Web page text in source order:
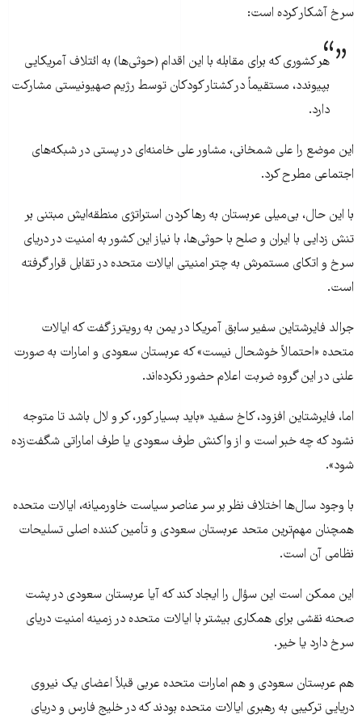
سرخ آشکار کرده است:
هر کشوری که برای مقابله با این اقدام (حوثی‌ها) به ائتلاف آمریکایی
بپیوندد، مستقیماً در کشتار کودکان توسط رژیم صهیونیستی مشارکت
دارد.
این موضع را علی شمخانی، مشاور علی خامنه‌ای در پستی در شبکه‌های
اجتماعی مطرح کرد.
با این حال، بی‌میلی عربستان به رها کردن استراتژی منطقه‌ایش مبتنی بر
تنش زدایی با ایران و صلح با حوثی‌ها، با نیاز این کشور به امنیت در دریای
سرخ و اتکای مستمرش به چتر امنیتی ایالات متحده در تقابل قرار گرفته
است.
جرالد فایرشتاین سفیر سابق آمریکا در یمن به رویترز گفت که ایالات
متحده «احتمالاً خوشحال نیست» که عربستان سعودی و امارات به صورت
علنی در این گروه ضربت اعلام حضور نکرده‌اند.
اما، فایرشتاین افزود، کاخ سفید «باید بسیار کور، کر و لال باشد تا متوجه
نشود که چه خبر است و از واکنش طرف سعودی یا طرف اماراتی شگفت‌زده
شود».
با وجود سال‌ها اختلاف نظر بر سر عناصر سیاست خاورمیانه، ایالات متحده
همچنان مهم‌ترین متحد عربستان سعودی و تأمین کننده اصلی تسلیحات
نظامی آن است.
این ممکن است این سؤال را ایجاد کند که آیا عربستان سعودی در پشت
صحنه نقشی برای همکاری بیشتر با ایالات متحده در زمینه امنیت دریای
سرخ دارد یا خیر.
هم عربستان سعودی و هم امارات متحده عربی قبلاً اعضای یک نیروی
دریایی ترکیبی به رهبری ایالات متحده بودند که در خلیج فارس و دریای